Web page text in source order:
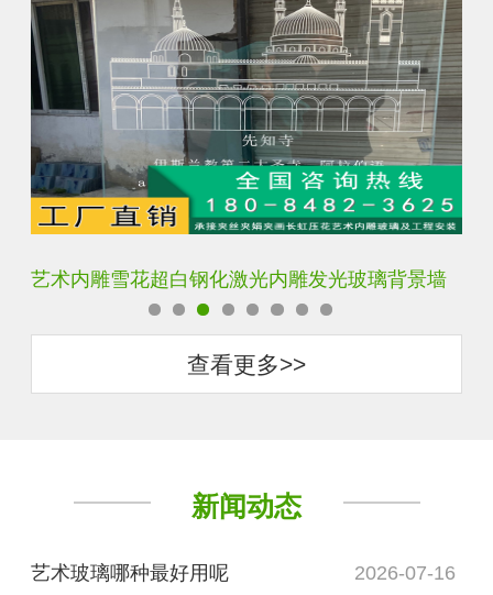
艺术内雕雪花超白钢化激光内雕发光玻璃背景墙
查看更多>>
新闻动态
艺术玻璃哪种最好用呢 2026-07-16